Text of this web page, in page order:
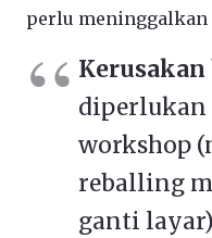
perlu meninggalkan
Kerusakan
diperlukan
workshop
reballing
ganti